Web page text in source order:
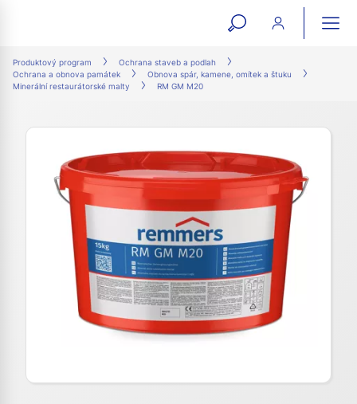
open
search
form
Produktový program
Ochrana staveb a podlah
Ochrana a obnova památek
Obnova spár, kamene, omítek a štuku
Minerální restaurátorské malty
RM GM M20